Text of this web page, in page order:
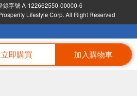
立即購買 加入購物車
錄字號 A-122662550-00000-6
Lifestyle Corp. All Right Reserved